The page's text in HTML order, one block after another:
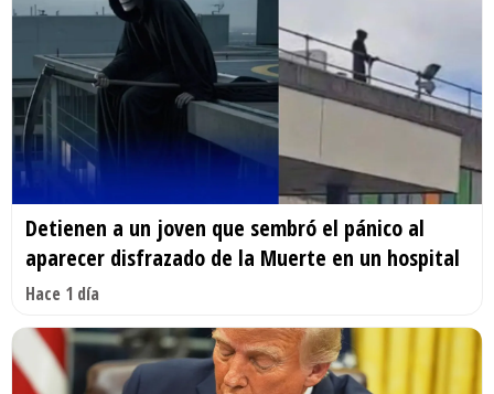
Detienen a un joven que sembró el pánico al
aparecer disfrazado de la Muerte en un hospital
Hace 1 día